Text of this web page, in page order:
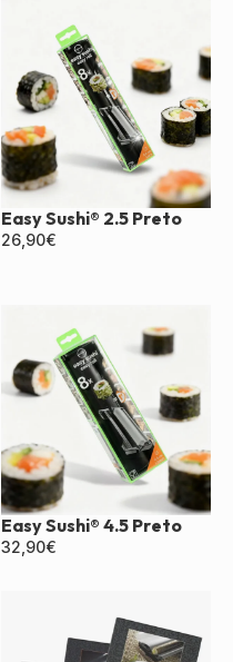
Easy Sushi® 2.5 Preto
26,90€
Easy Sushi® 4.5 Preto
32,90€